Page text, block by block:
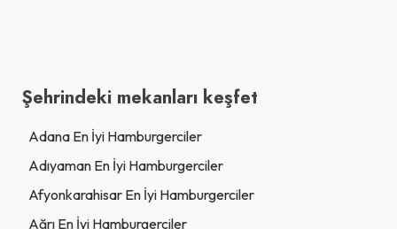
Şehrindeki mekanları keşfet
Adana En İyi Hamburgerciler
Adıyaman En İyi Hamburgerciler
Afyonkarahisar En İyi Hamburgerciler
Ağrı En İyi Hamburgerciler